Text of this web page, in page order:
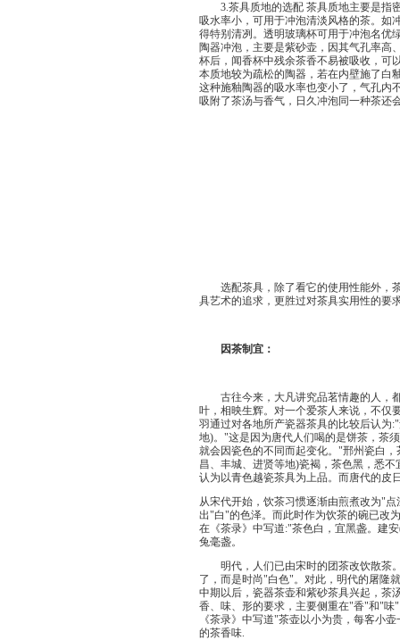
3.茶具质地的选配 茶具质地主要是指密
吸水率小，可用于冲泡清淡风格的茶。如
得特别清冽。透明玻璃杯可用于冲泡名优
陶器冲泡，主要是紫砂壶，因其气孔率高
杯后，闻香杯中残余茶香不易被吸收，可
本质地较为疏松的陶器，若在内壁施了白
这种施釉陶器的吸水率也变小了，气孔内
吸附了茶汤与香气，日久冲泡同一种茶还
选配茶具，除了看它的使用性能外，茶
具艺术的追求，更胜过对茶具实用性的要
因茶制宜：
古往今来，大凡讲究品茗情趣的人，都
叶，相映生辉。对一个爱茶人来说，不仅
羽通过对各地所产瓷器茶具的比较后认为
地)。"这是因为唐代人们喝的是饼茶，茶
就会因瓷色的不同而起变化。"邢州瓷白
昌、丰城、进贤等地)瓷褐，茶色黑，悉
认为以青色越瓷茶具为上品。而唐代的皮
从宋代开始，饮茶习惯逐渐由煎煮改为"
出"白"的色泽。而此时作为饮茶的碗已改
在《茶录》中写道:"茶色白，宜黑盏。建
兔毫盏。
明代，人们已由宋时的团茶改饮散茶。
了，而是时尚"白色"。对此，明代的屠隆
中期以后，瓷器茶壶和紫砂茶具兴起，茶
香、味、形的要求，主要侧重在"香"和"
《茶录》中写道"茶壶以小为贵，每客小
的茶香味.